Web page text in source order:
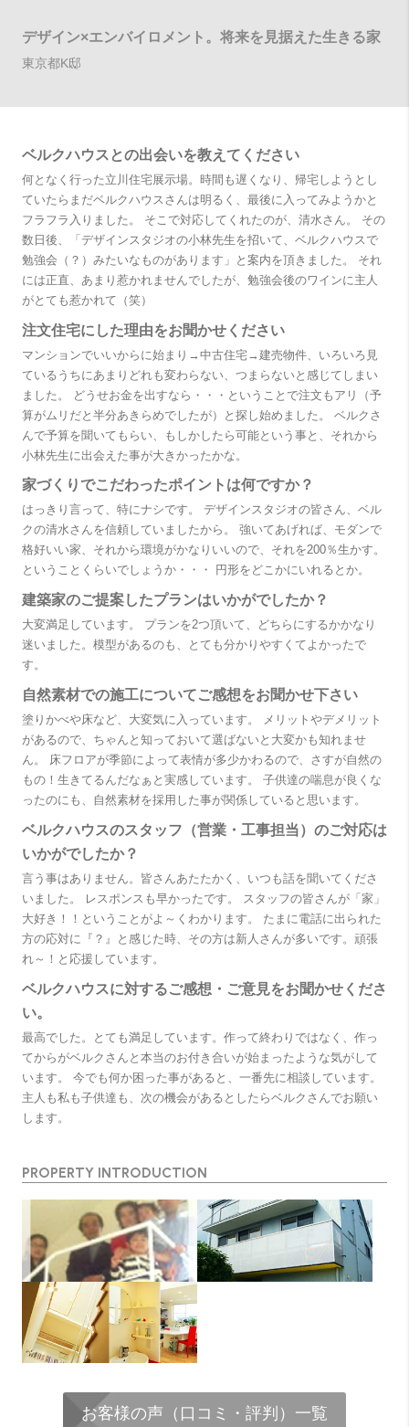
デザイン×エンバイロメント。将来を見据えた生きる家
東京都K邸
ベルクハウスとの出会いを教えてください
何となく行った立川住宅展示場。時間も遅くなり、帰宅しようとし
ていたらまだベルクハウスさんは明るく、最後に入ってみようかと
フラフラ入りました。 そこで対応してくれたのが、清水さん。 その
数日後、「デザインスタジオの小林先生を招いて、ベルクハウスで
勉強会（？）みたいなものがあります」と案内を頂きました。 それ
には正直、あまり惹かれませんでしたが、勉強会後のワインに主人
がとても惹かれて（笑）
注文住宅にした理由をお聞かせください
マンションでいいからに始まり→中古住宅→建売物件、いろいろ見
ているうちにあまりどれも変わらない、つまらないと感じてしまい
ました。 どうせお金を出すなら・・・ということで注文もアリ（予
算がムリだと半分あきらめでしたが）と探し始めました。 ベルクさ
んで予算を聞いてもらい、もしかしたら可能という事と、それから
小林先生に出会えた事が大きかったかな。
家づくりでこだわったポイントは何ですか？
はっきり言って、特にナシです。 デザインスタジオの皆さん、ベル
クの清水さんを信頼していましたから。 強いてあげれば、モダンで
格好いい家、それから環境がかなりいいので、それを200％生かす。
ということくらいでしょうか・・・ 円形をどこかにいれるとか。
建築家のご提案したプランはいかがでしたか？
大変満足しています。 プランを2つ頂いて、どちらにするかかなり
迷いました。模型があるのも、とても分かりやすくてよかったで
す。
自然素材での施工についてご感想をお聞かせ下さい
塗りかべや床など、大変気に入っています。 メリットやデメリット
があるので、ちゃんと知っておいて選ばないと大変かも知れませ
ん。 床フロアが季節によって表情が多少かわるので、さすが自然の
もの！生きてるんだなぁと実感しています。 子供達の喘息が良くな
ったのにも、自然素材を採用した事が関係していると思います。
ベルクハウスのスタッフ（営業・工事担当）のご対応は
いかがでしたか？
言う事はありません。皆さんあたたかく、いつも話を聞いてくださ
いました。 レスポンスも早かったです。 スタッフの皆さんが「家」
大好き！！ということがよ～くわかります。 たまに電話に出られた
方の応対に『？』と感じた時、その方は新人さんが多いです。頑張
れ～！と応援しています。
ベルクハウスに対するご感想・ご意見をお聞かせくださ
い。
最高でした。とても満足しています。作って終わりではなく、作っ
てからがベルクさんと本当のお付き合いが始まったような気がして
います。 今でも何か困った事があると、一番先に相談しています。
主人も私も子供達も、次の機会があるとしたらベルクさんでお願い
します。
PROPERTY INTRODUCTION
お客様の声（口コミ・評判）一覧